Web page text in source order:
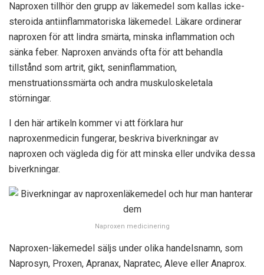
Naproxen tillhör den grupp av läkemedel som kallas icke-
steroida antiinflammatoriska läkemedel. Läkare ordinerar
naproxen för att lindra smärta, minska inflammation och
sänka feber. Naproxen används ofta för att behandla
tillstånd som artrit, gikt, seninflammation,
menstruationssmärta och andra muskuloskeletala
störningar.
I den här artikeln kommer vi att förklara hur
naproxenmedicin fungerar, beskriva biverkningar av
naproxen och vägleda dig för att minska eller undvika dessa
biverkningar.
Naproxen medicinering
Naproxen-läkemedel säljs under olika handelsnamn, som
Naprosyn, Proxen, Apranax, Napratec, Aleve eller Anaprox.